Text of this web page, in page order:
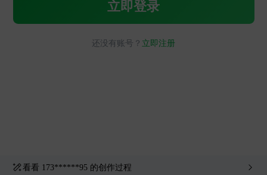
看看 173******95 的创作过程